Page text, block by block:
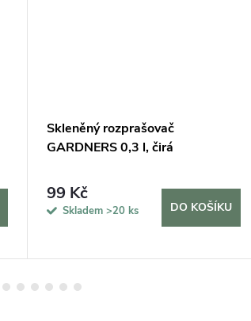
Skleněný rozprašovač
GARDNERS 0,3 l, čirá
99 Kč
Skladem >20 ks DO KOŠÍKU